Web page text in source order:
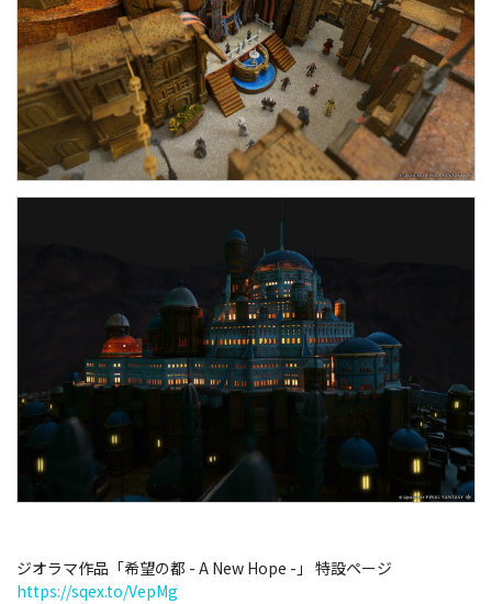
ジオラマ作品「希望の都 - A New Hope -」 特設ページ
https://sqex.to/VepMg